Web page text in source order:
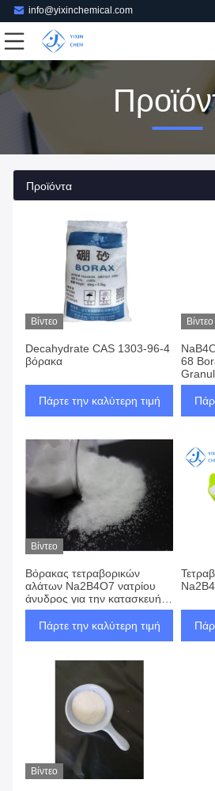
info@yixinchemical.com
Προϊόντα
Βίντεο
Decahydrate CAS 1303-96-4
βόρακα
Πάρτε την καλύτερη τιμή
Βίντεο
68
Βίντεο
Βόρακας τετραβορικών
αλάτων Na2B4O7 νατρίου
άνυδρος για την κατασκευή
φίμπεργκλας
Πάρτε την καλύτερη τιμή
Βίντεο